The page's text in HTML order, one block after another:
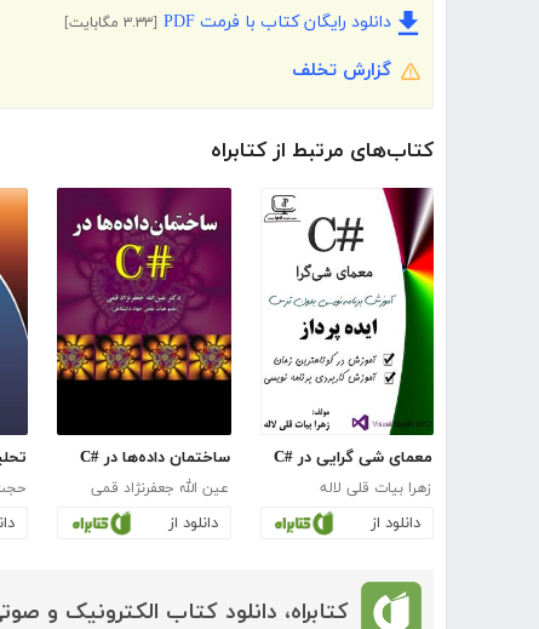
دانلود رایگان کتاب با فرمت PDF [۳.۳۳ مگابایت]
گزارش تخلف
کتاب‌های مرتبط از کتابراه
معمای شی گرایی در #C
زهرا بیات قلی لاله
دانلود از
ساختمان داده‌ها در #C
عین الله جعفرنژاد قمی
دانلود از
کتابراه، دانلود کتاب الکترونیک و